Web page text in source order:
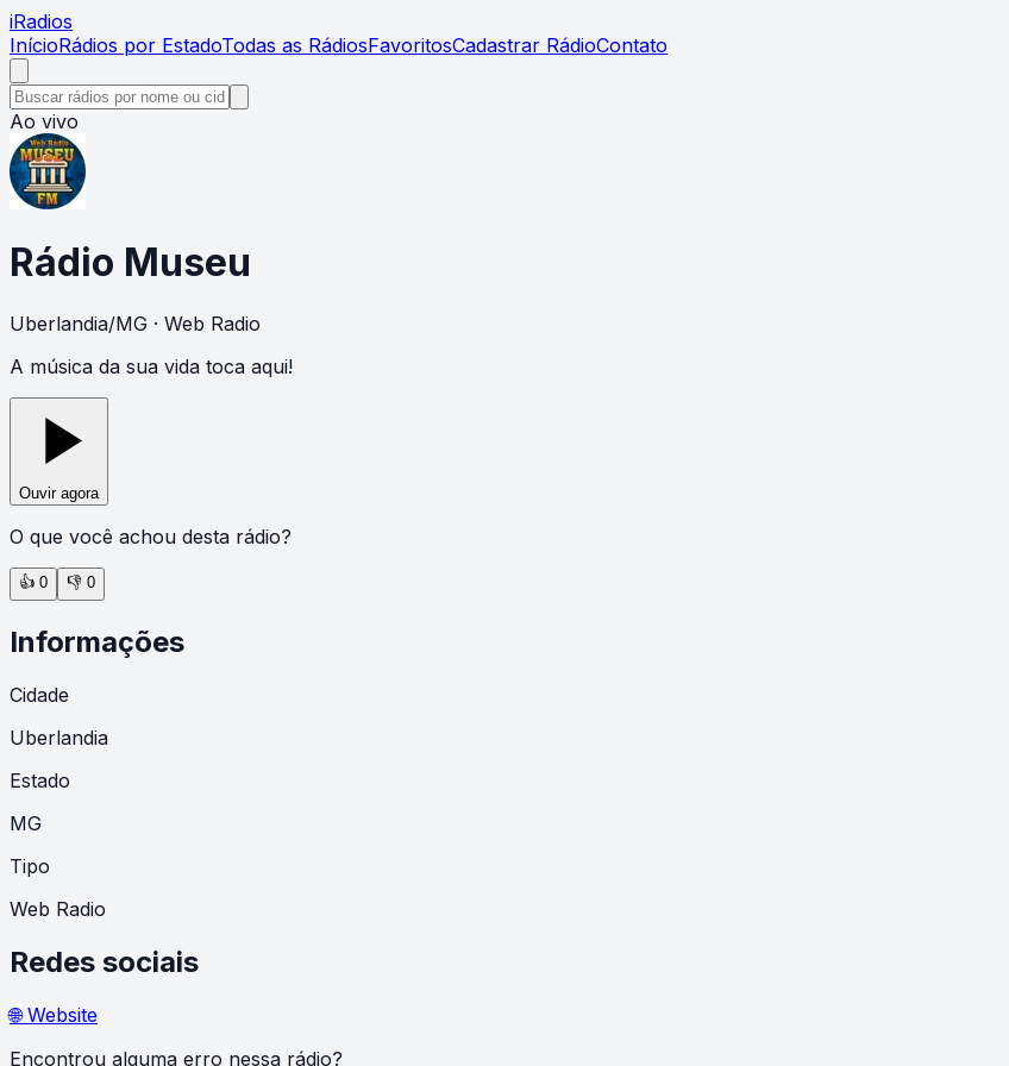
iRadios
InícioRádios por EstadoTodas as RádiosFavoritosCadastrar RádioContato
Ao vivo
Rádio Museu
Uberlandia/MG · Web Radio
A música da sua vida toca aqui!
Ouvir agora
O que você achou desta rádio?
👍 0 👎 0
Informações
Cidade
Uberlandia
Estado
MG
Tipo
Web Radio
Redes sociais
🌐 Website
Encontrou alguma erro nessa rádio?